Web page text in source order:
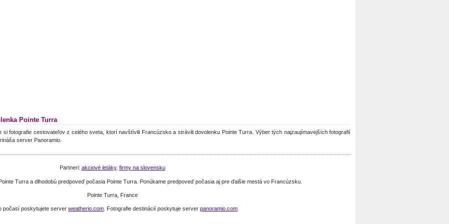
Pointe Turra
si fotografie cestovateľov z celého sveta, ktorí navštívili Francúzsko a strávili dovolenku Pointe Turra. Výber tých najzaujímavejších fotografií
server Panoramio.
Partneri: akciové letáky, firmy na slovensku
Turra a dlhodobú predpoveď počasia Pointe Turra. Ponúkame predpoveď počasia aj pre ďalšie mestá vo Francúzsku.
Pointe Turra, France
počasí poskytujete server weatherio.com . Fotografie destinácií poskytuje server panoramio.com